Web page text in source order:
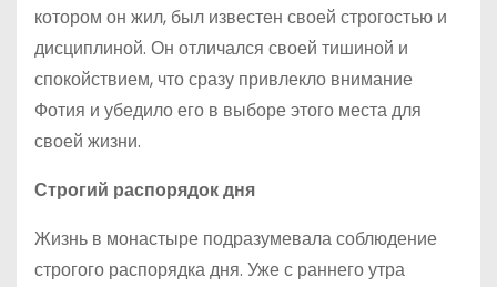
котором он жил, был известен своей строгостью и
дисциплиной. Он отличался своей тишиной и
спокойствием, что сразу привлекло внимание
Фотия и убедило его в выборе этого места для
своей жизни.
Строгий распорядок дня
Жизнь в монастыре подразумевала соблюдение
строгого распорядка дня. Уже с раннего утра